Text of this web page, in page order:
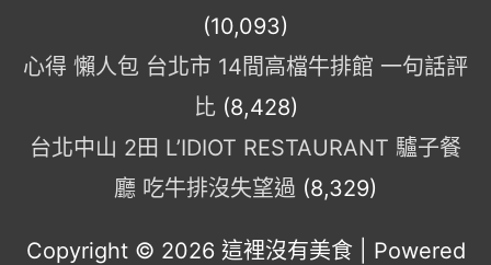
(10,093)
心得 懶人包 台北市 14間高檔牛排館 一句話評
比 (8,428)
台北中山 2田 L’IDIOT RESTAURANT 驢子餐
廳 吃牛排沒失望過 (8,329)
Copyright © 2026 這裡沒有美食 | Powered